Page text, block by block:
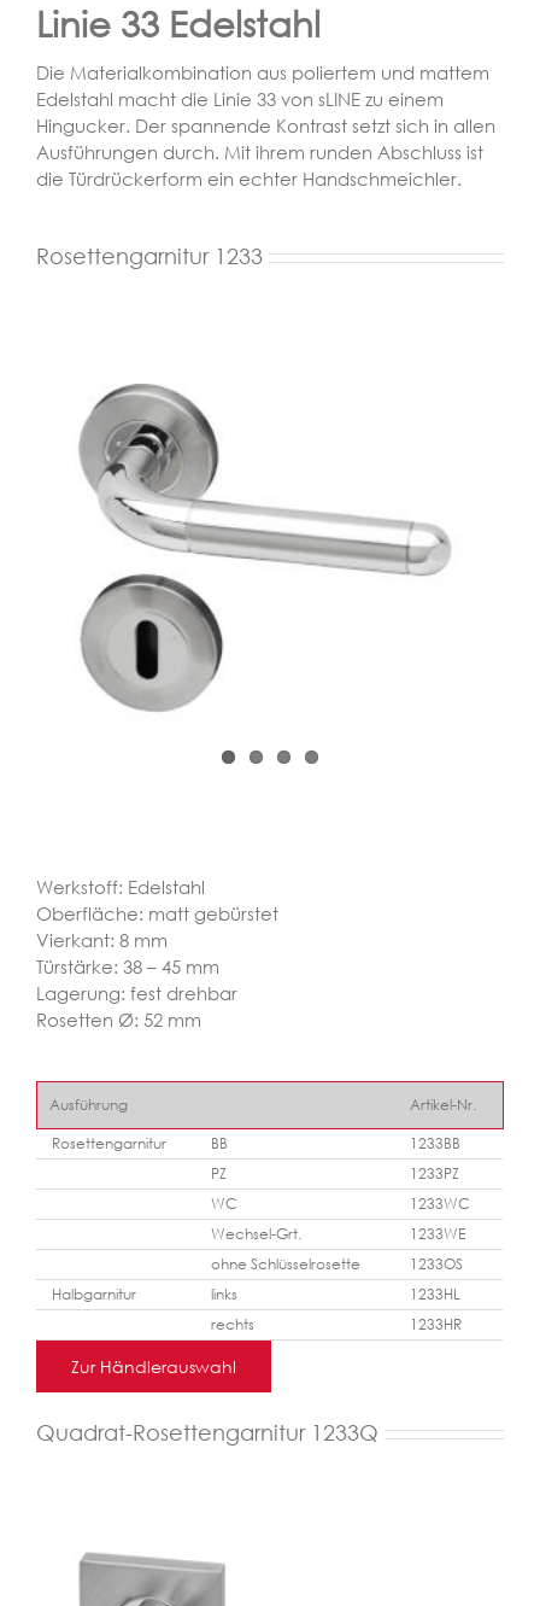
Linie 33 Edelstahl
Die Materialkombination aus poliertem und mattem
Edelstahl macht die Linie 33 von sLINE zu einem
Hingucker. Der spannende Kontrast setzt sich in allen
Ausführungen durch. Mit ihrem runden Abschluss ist
die Türdrückerform ein echter Handschmeichler.
Rosettengarnitur 1233
Werkstoff: Edelstahl
Oberfläche: matt gebürstet
Vierkant: 8 mm
Türstärke: 38 – 45 mm
Lagerung: fest drehbar
Rosetten Ø: 52 mm
Ausführung
Artikel-Nr.
Rosettengarnitur
BB
1233BB
PZ
1233PZ
WC
1233WC
Wechsel-Grt.
1233WE
ohne Schlüsselrosette
1233OS
Halbgarnitur
links
1233HL
rechts
1233HR
Zur Händlerauswahl
Quadrat-Rosettengarnitur 1233Q